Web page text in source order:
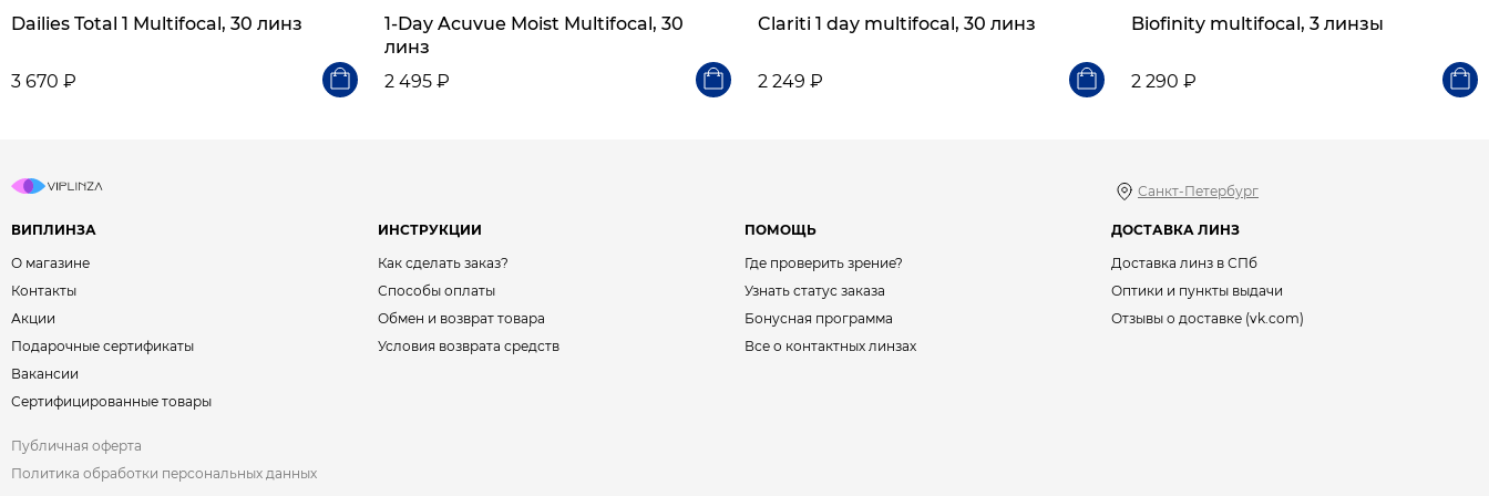
Dailies Total 1 Multifocal, 30 линз
3 670 ₽
1-Day Acuvue Moist Multifocal, 30
линз
2 495 ₽
Clariti 1 day multifocal, 30 линз
2 249 ₽
Biofinity multifocal, 3 линзы
2 290 ₽
Санкт-Петербург
ВИПЛИНЗА
О магазине
Контакты
Акции
Подарочные сертификаты
Вакансии
Сертифицированные товары
ИНСТРУКЦИИ
Как сделать заказ?
Способы оплаты
Обмен и возврат товара
Условия возврата средств
ПОМОЩЬ
Где проверить зрение?
Узнать статус заказа
Бонусная программа
Все о контактных линзах
ДОСТАВКА ЛИНЗ
Доставка линз в СПб
Оптики и пункты выдачи
Отзывы о доставке (vk.com)
Публичная оферта
Политика обработки персональных данных